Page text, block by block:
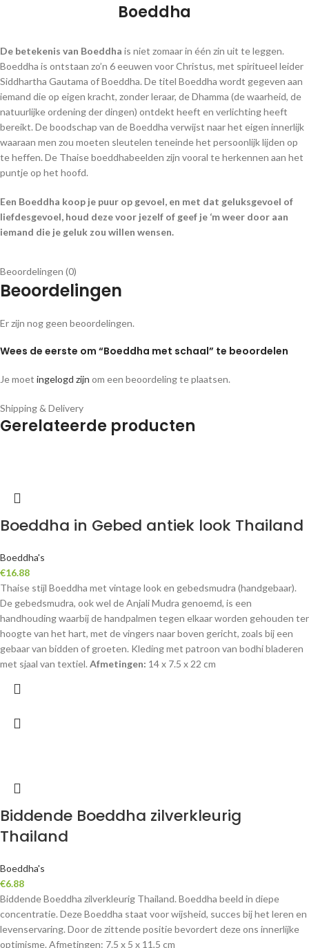
Boeddha
De betekenis van Boeddha is niet zomaar in één zin uit te leggen.
Boeddha is ontstaan zo’n 6 eeuwen voor Christus, met spiritueel leider
Siddhartha Gautama of Boeddha. De titel Boeddha wordt gegeven aan
iemand die op eigen kracht, zonder leraar, de Dhamma (de waarheid, de
natuurlijke ordening der dingen) ontdekt heeft en verlichting heeft
bereikt. De boodschap van de Boeddha verwijst naar het eigen innerlijk
waaraan men zou moeten sleutelen teneinde het persoonlijk lijden op
te heffen. De Thaise boeddhabeelden zijn vooral te herkennen aan het
puntje op het hoofd.
Een Boeddha koop je puur op gevoel, en met dat geluksgevoel of
liefdesgevoel, houd deze voor jezelf of geef je ‘m weer door aan
iemand die je geluk zou willen wensen.
Beoordelingen (0)
Beoordelingen
Er zijn nog geen beoordelingen.
Wees de eerste om “Boeddha met schaal” te beoordelen
Je moet ingelogd zijn om een beoordeling te plaatsen.
Shipping & Delivery
Gerelateerde producten
Boeddha in Gebed antiek look Thailand
Boeddha's
€16.88
Thaise stijl Boeddha met vintage look en gebedsmudra (handgebaar).
De gebedsmudra, ook wel de Anjali Mudra genoemd, is een
handhouding waarbij de handpalmen tegen elkaar worden gehouden ter
hoogte van het hart, met de vingers naar boven gericht, zoals bij een
gebaar van bidden of groeten. Kleding met patroon van bodhi bladeren
met sjaal van textiel. Afmetingen: 14 x 7.5 x 22 cm
Biddende Boeddha zilverkleurig
Thailand
Boeddha's
€6.88
Biddende Boeddha zilverkleurig Thailand. Boeddha beeld in diepe
concentratie. Deze Boeddha staat voor wijsheid, succes bij het leren en
levenservaring. Door de zittende positie bevordert deze ons innerlijke
optimisme. Afmetingen: 7.5 x 5 x 11,5 cm